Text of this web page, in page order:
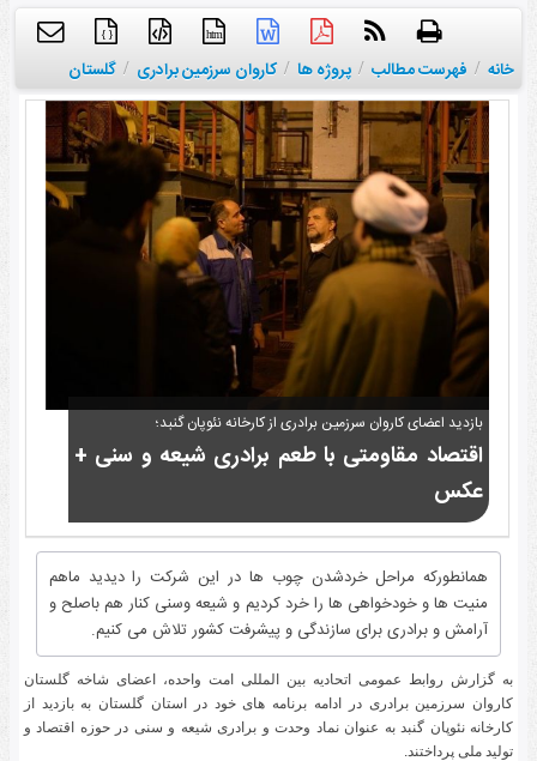
htm
{ }
خانه / فهرست مطالب / پروژه ها / کاروان سرزمین برادری / گلستان
بازدید اعضای کاروان سرزمین برادری از کارخانه نئوپان گنبد؛
اقتصاد مقاومتی با طعم برادری شیعه و سنی +
عکس
همانطورکه مراحل خردشدن چوب ها در این شرکت را دیدید ماهم
منیت ها و خودخواهی ها را ​خرد کردیم و شیعه وسنی کنار هم باصلح و
آرامش و برادری برای سازندگی و پیشرفت کشور تلاش می کنیم.
به گزارش روابط عمومی اتحادیه بین المللی امت واحده، اعضای شاخه گلستان
کاروان سرزمین برادری در ادامه برنامه های خود در استان گلستان به بازدید از
کارخانه نئوپان گنبد به عنوان نماد وحدت و برادری شیعه و سنی در حوزه اقتصاد و
تولید ملی پرداختند.